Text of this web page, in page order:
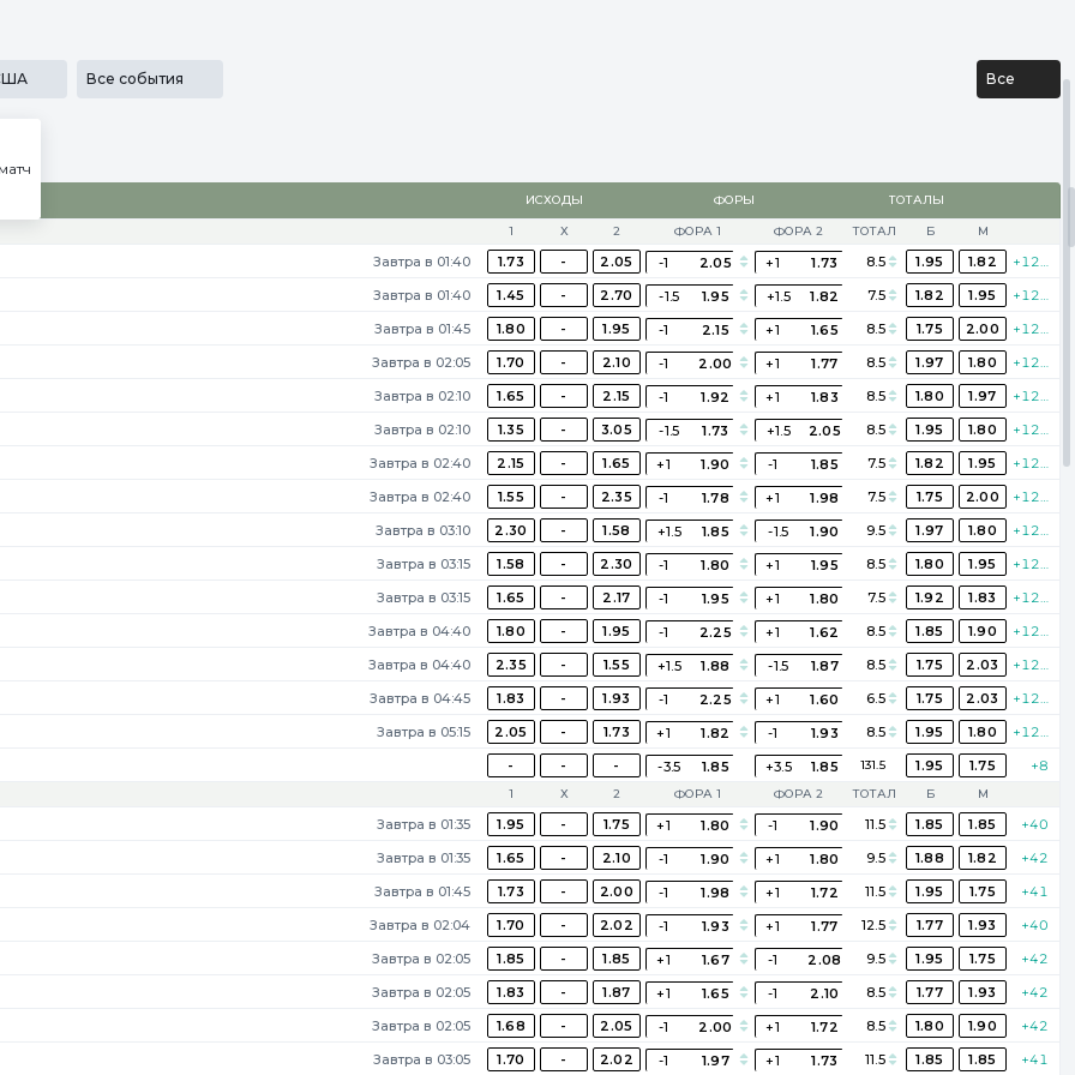
Все события Все
ИСХОДЫ ФОРЫ
ТОТАЛЫ
1 Х 2 ФОРА 1 ФОРА 2 ТОТАЛ Б М
Завтра в 01:40 1.73 - 2.05 -1 2.05 +1 1.73 8.5 1.95 1.82
Завтра в 01:40 1.45 - 2.70 -1.5 1.95 +1.5 1.82 7.5 1.82 1.95
Завтра в 01:45 1.80 - 1.95 -1 2.15 +1 1.65 8.5 1.75 2.00
Завтра в 02:05 1.70 - 2.10 -1 2.00 +1 1.77 8.5 1.97 1.80
Завтра в 02:10 1.65 - 2.15 -1 1.92 +1 1.83 8.5 1.80 1.97
Завтра в 02:10 1.35 - 3.05 -1.5 1.73 +1.5 2.05 8.5 1.95 1.80
Завтра в 02:40 2.15 - 1.65 +1 1.90 -1 1.85 7.5 1.82 1.95
Завтра в 02:40 1.55 - 2.35 -1 1.78 +1 1.98 7.5 1.75 2.00
Завтра в 03:10 2.30 - 1.58 +1.5 1.85 -1.5 1.90 9.5 1.97 1.80
Завтра в 03:15 1.58 - 2.30 -1 1.80 +1 1.95 8.5 1.80 1.95
Завтра в 03:15 1.65 - 2.17 -1 1.95 +1 1.80 7.5 1.92 1.83
Завтра в 04:40 1.80 - 1.95 -1 2.25 +1 1.62 8.5 1.85 1.90
Завтра в 04:40 2.35 - 1.55 +1.5 1.88 -1.5 1.87 8.5 1.75 2.03
Завтра в 04:45 1.83 - 1.93 -1 2.25 +1 1.60 6.5 1.75 2.03
Завтра в 05:15 2.05 - 1.73 +1 1.82 -1 1.93 8.5 1.95 1.80
- - - -3.5 1.85 +3.5 1.85 131.5 1.95 1.75 +8
1 Х 2 ФОРА 1 ФОРА 2 ТОТАЛ Б М
Завтра в 01:35 1.95 - 1.75 +1 1.80 -1 1.90 11.5 1.85 1.85
+40
Завтра в 01:35 1.65 - 2.10 -1 1.90 +1 1.80 9.5 1.88 1.82
+42
Завтра в 01:45 1.73 - 2.00 -1 1.98 +1 1.72 11.5 1.95 1.75
+41
Завтра в 02:04 1.70 - 2.02 -1 1.93 +1 1.77 12.5 1.77 1.93
+40
Завтра в 02:05 1.85 - 1.85 +1 1.67 -1 2.08 9.5 1.95 1.75
+42
Завтра в 02:05 1.83 - 1.87 +1 1.65 -1 2.10 8.5 1.77 1.93
+42
Завтра в 02:05 1.68 - 2.05 -1 2.00 +1 1.72 8.5 1.80 1.90
+42
Завтра в 03:05 1.70 - 2.02 -1 1.97 +1 1.73 11.5 1.85 1.85
+41